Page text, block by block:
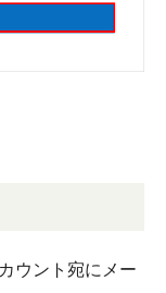
ウント宛にメー